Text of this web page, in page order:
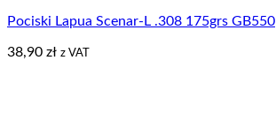
Pociski Lapua Scenar-L .308 175grs GB550
38,90 zł z VAT